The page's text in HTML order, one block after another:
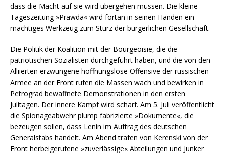
dass die Macht auf sie wird übergehen müssen. Die kleine
Tageszeitung »Prawda« wird fortan in seinen Händen ein
mächtiges Werkzeug zum Sturz der bürgerlichen Gesellschaft.
Die Politik der Koalition mit der Bourgeoisie, die die
patriotischen Sozialisten durchgeführt haben, und die von den
Alliierten erzwungene hoffnungslose Offensive der russischen
Armee an der Front rufen die Massen wach und bewirken in
Petrograd bewaffnete Demonstrationen in den ersten
Julitagen. Der innere Kampf wird scharf. Am 5. Juli veröffentlicht
die Spionageabwehr plump fabrizierte »Dokumente«, die
bezeugen sollen, dass Lenin im Auftrag des deutschen
Generalstabs handelt. Am Abend trafen von Kerenski von der
Front herbeigerufene »zuverlässige« Abteilungen und Junker